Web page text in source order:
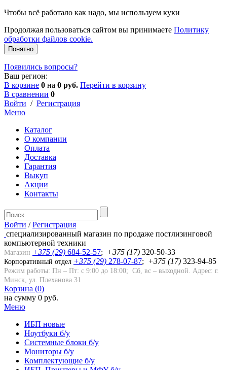
Чтобы всё работало как надо, мы используем куки
Продолжая пользоваться сайтом вы принимаете Политику
обработки файлов cookie.
Понятно
Появились вопросы?
Ваш регион:
В корзине 0 на 0 руб. Перейти в корзину
В сравнении 0
Войти / Регистрация
Меню
Каталог
О компании
Оплата
Доставка
Гарантия
Выкуп
Акции
Контакты
Войти / Регистрация
cпециализированный магазин по продаже постлизинговой
компьютерной техники
Магазин +375 (29) 684-52-57; +375 (17) 320-50-33
Корпоративный отдел +375 (29) 278-07-87; +375 (17) 323-94-85
Режим работы: Пн – Пт: с 9:00 до 18:00; Сб, вс – выходной. Адрес: г.
Минск, ул. Плеханова 31
Корзина (0)
на сумму 0 руб.
Меню
ИБП новые
Ноутбуки б/у
Системные блоки б/у
Мониторы б/у
Комплектующие б/у